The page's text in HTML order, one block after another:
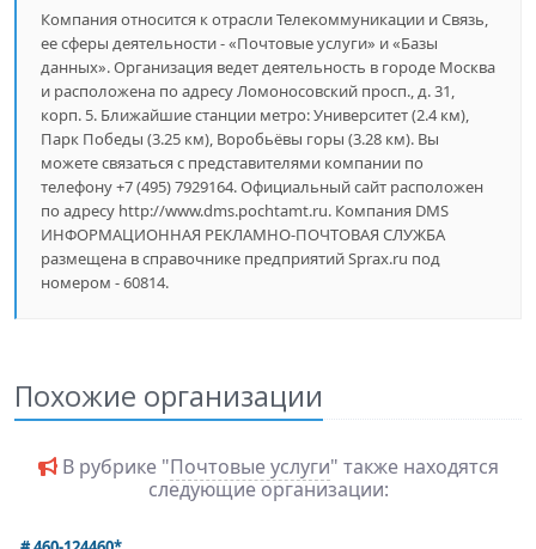
Компания относится к отрасли Телекоммуникации и Связь,
ее сферы деятельности - «Почтовые услуги» и «Базы
данных». Организация ведет деятельность в городе Москва
и расположена по адресу Ломоносовский просп., д. 31,
корп. 5. Ближайшие станции метро: Университет (2.4 км),
Парк Победы (3.25 км), Воробьёвы горы (3.28 км). Вы
можете связаться с представителями компании по
телефону +7 (495) 7929164. Официальный сайт расположен
по адресу http://www.dms.pochtamt.ru. Компания DMS
ИНФОРМАЦИОННАЯ РЕКЛАМНО-ПОЧТОВАЯ СЛУЖБА
размещена в справочнике предприятий Sprax.ru под
номером - 60814.
Похожие организации
В рубрике "Почтовые услуги" также находятся
следующие организации: